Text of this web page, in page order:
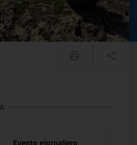
Evento giornaliero